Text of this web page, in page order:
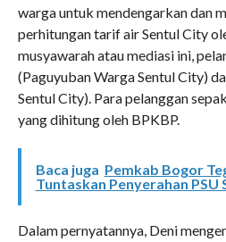
warga untuk mendengarkan dan
perhitungan tarif air Sentul City
musyawarah atau mediasi ini,
(Paguyuban Warga Sentul City)
Sentul City). Para pelanggan
yang dihitung oleh BPKBP.
Baca juga Pemkab Bogor
Tuntaskan Penyerahan PSU
Dalam pernyatannya, Deni